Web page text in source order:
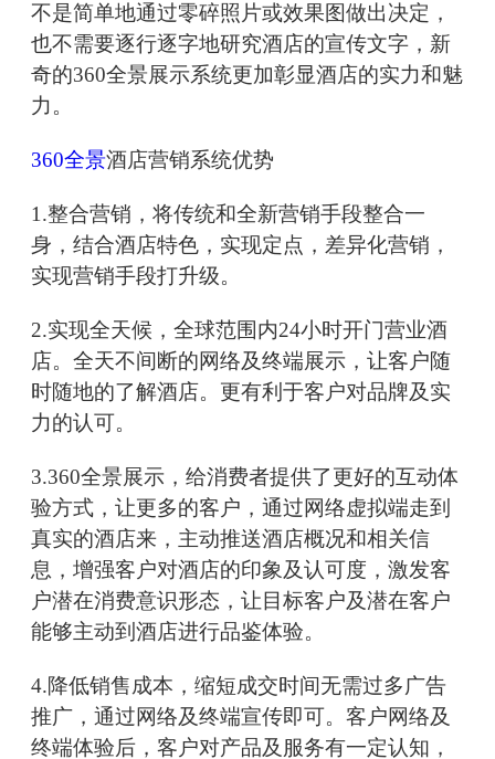
不是简单地通过零碎照片或效果图做出决定，
也不需要逐行逐字地研究酒店的宣传文字，新
奇的360全景展示系统更加彰显酒店的实力和魅
力。
360全景酒店营销系统优势
1.整合营销，将传统和全新营销手段整合一
身，结合酒店特色，实现定点，差异化营销，
实现营销手段打升级。
2.实现全天候，全球范围内24小时开门营业酒
店。全天不间断的网络及终端展示，让客户随
时随地的了解酒店。更有利于客户对品牌及实
力的认可。
3.360全景展示，给消费者提供了更好的互动体
验方式，让更多的客户，通过网络虚拟端走到
真实的酒店来，主动推送酒店概况和相关信
息，增强客户对酒店的印象及认可度，激发客
户潜在消费意识形态，让目标客户及潜在客户
能够主动到酒店进行品鉴体验。
4.降低销售成本，缩短成交时间无需过多广告
推广，通过网络及终端宣传即可。客户网络及
终端体验后，客户对产品及服务有一定认知，